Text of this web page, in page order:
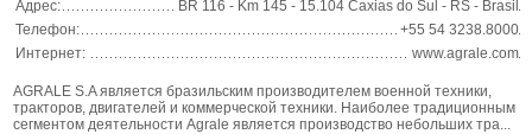
Адрес:
BR 116 - Km 145 - 15.104 Caxias do Sul - RS - Brasil
Телефон:
+55 54 3238.8000
Интернет:
www.agrale.com
AGRALE S.A является бразильским производителем военной техники,
тракторов, двигателей и коммерческой техники. Наиболее традиционным
сегментом деятельности Agrale является производство небольших тра...